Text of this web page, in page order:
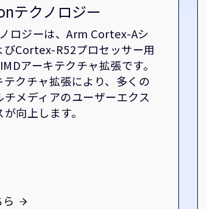
テクノロジー
ロジーは、Arm Cortex-Aシ
びCortex-R52プロセッサー用
アーキテクチャ拡張です。
テクチャ拡張により、多くの
チメディアのユーザーエクス
向上します。